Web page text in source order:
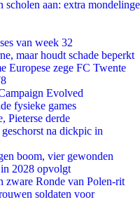
aan: extra mondelinge
van week 32
maar houdt schade beperkt
Europese zege FC Twente
Evolved
fysieke games
Pieterse derde
na dickpic in
boom, vier gewonden
2028 opvolgt
zware Ronde van Polen-rit
soldaten voor